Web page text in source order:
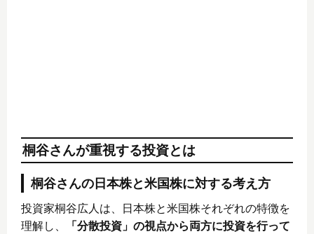
桐谷さんが重視する投資とは
桐谷さんの日本株と米国株に対する考え方
投資家桐谷広人は、日本株と米国株それぞれの特徴を
理解し、
「分散投資」の視点から両方に投資を行って